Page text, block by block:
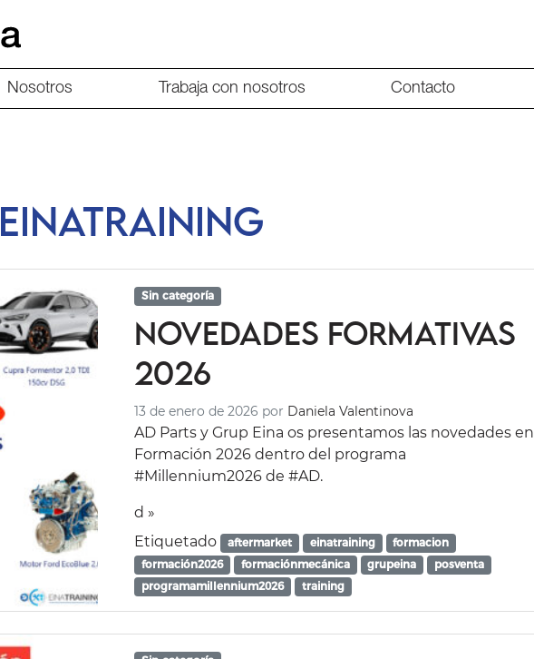
Nosotros Trabaja con nosotros Contacto
einatraining
Sin categoría
Novedades formativas
2026
13 de enero de 2026 por Daniela Valentinova
AD Parts y Grup Eina os presentamos las novedades en
Formación 2026 dentro del programa
#Millennium2026 de #AD.
d »
Etiquetado aftermarket einatraining
formacion
formación2026
formaciónmecánica grupeina
posventa
programamillennium2026
training